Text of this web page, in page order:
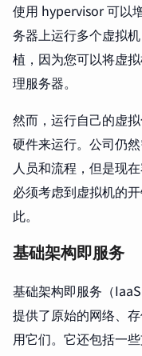
使用 hypervisor 可以
务器上运行多个虚拟
植，因为您可以将虚
理服务器。
然而，运行自己的虚
硬件来运行。公司仍
人员和流程，但是现
必须考虑到虚拟机的
此。
基础架构即服务
基础架构即服务（
提供了原始的网络、
用它们。它还包括一